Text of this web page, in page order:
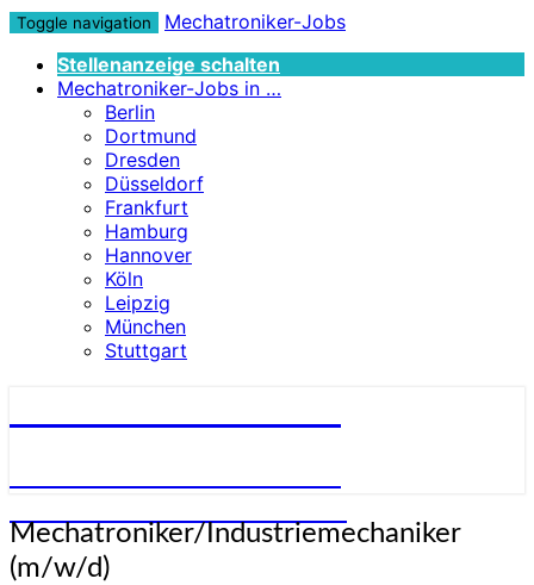
Toggle navigation
Mechatroniker-Jobs
Stellenanzeige schalten
Mechatroniker-Jobs in …
Berlin
Dortmund
Dresden
Düsseldorf
Frankfurt
Hamburg
Hannover
Köln
Leipzig
München
Stuttgart
Mechatroniker/Industriemechaniker
(m/w/d)
Mechatroniker/Industriemechaniker
(m/w/d)